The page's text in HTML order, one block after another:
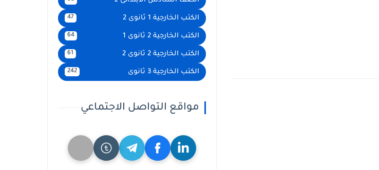
الكتب الخارجية 1 ثانوى 2 47
الكتب الخارجية 2 ثانوى 1 64
الكتب الخارجية 2 ثانوى 2 61
الكتب الخارجية 3 ثانوى 242
مواقع التواصل الاجتماعي